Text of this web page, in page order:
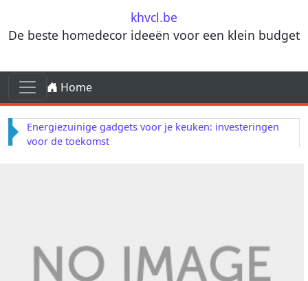
khvcl.be
De beste homedecor ideeën voor een klein budget
Skip to content
Main Navigation
Home
Energiezuinige gadgets voor je keuken: investeringen
voor de toekomst